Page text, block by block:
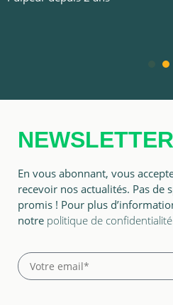
NEWSLETTER
En vous abonnant, vous
recevoir nos actualités. Pas de
promis ! Pour plus
notre politique de confidentialité